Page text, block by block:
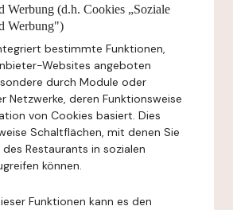
Werbung (d.h. Cookies „Soziale
Werbung")
bestimmte Funktionen,
Websites angeboten
durch Module oder
Netzwerke, deren Funktionsweise
von Cookies basiert. Dies
Schaltflächen, mit denen Sie
Restaurants in sozialen
können.
Funktionen kann es den